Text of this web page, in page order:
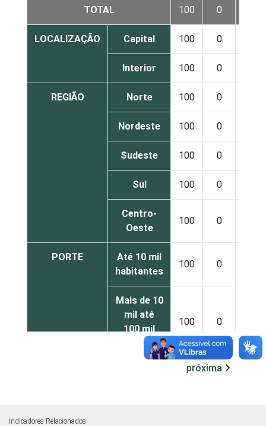
TOTAL 100 0
LOCALIZAÇÃO Capital 100 0
Interior 100 0
REGIÃO Norte 100 0
Nordeste 100 0
Sudeste 100 0
Sul 100 0
Centro-
Oeste
100 0
PORTE
Até 10 mil
habitantes
100 0
Mais de 10
mil até
100 mil
habitantes
100 0
próxima
Indicadores Relacionados